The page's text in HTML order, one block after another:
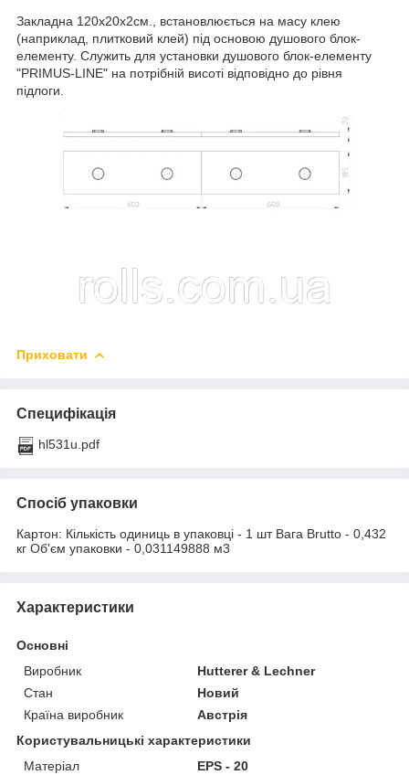
Закладна 120х20х2см., встановлюється на масу клею
(наприклад, плитковий клей) під основою душового блок-
елементу. Служить для установки душового блок-елементу
"PRIMUS-LINE" на потрібній висоті відповідно до рівня
підлоги.
Приховати
Специфікація
hl531u.pdf
Спосіб упаковки
Картон: Кількість одиниць в упаковці - 1 шт Вага Brutto - 0,432
кг Об'єм упаковки - 0,031149888 м3
Характеристики
Основні
Виробник
Hutterer & Lechner
Стан
Новий
Країна виробник
Австрія
Користувальницькі характеристики
Матеріал
EPS - 20